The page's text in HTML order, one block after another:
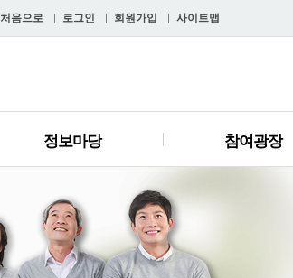
처음으로 로그인 회원가입 사이트맵
정보마당 참여광장